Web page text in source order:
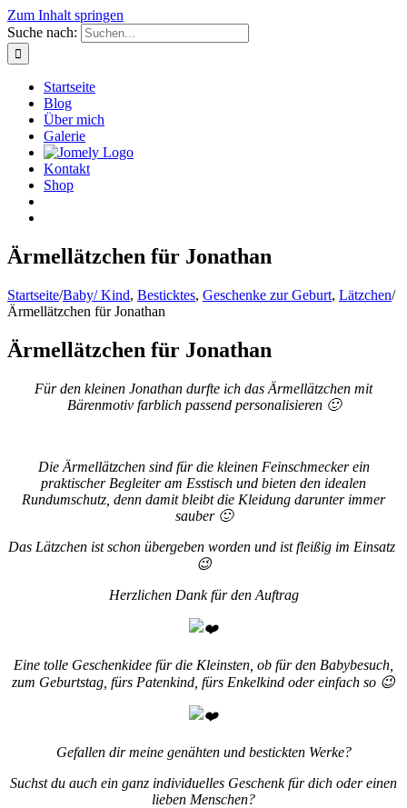
Zum Inhalt springen
Suche nach:
Startseite
Blog
Über mich
Galerie
Kontakt
Shop
Ärmellätzchen für Jonathan
Startseite/Baby/ Kind, Besticktes, Geschenke zur Geburt, Lätzchen/
Ärmellätzchen für Jonathan
Ärmellätzchen für Jonathan
Für den kleinen Jonathan durfte ich das Ärmellätzchen mit
Bärenmotiv farblich passend personalisieren 🙂
Die Ärmellätzchen sind für die kleinen Feinschmecker ein
praktischer Begleiter am Esstisch und bieten den idealen
Rundumschutz, denn damit bleibt die Kleidung darunter immer
sauber 🙂
Das Lätzchen ist schon übergeben worden und ist fleißig im Einsatz
😉
Herzlichen Dank für den Auftrag
Eine tolle Geschenkidee für die Kleinsten, ob für den Babybesuch,
zum Geburtstag, fürs Patenkind, fürs Enkelkind oder einfach so 😉
Gefallen dir meine genähten und bestickten Werke?
Suchst du auch ein ganz individuelles Geschenk für dich oder einen
lieben Menschen?